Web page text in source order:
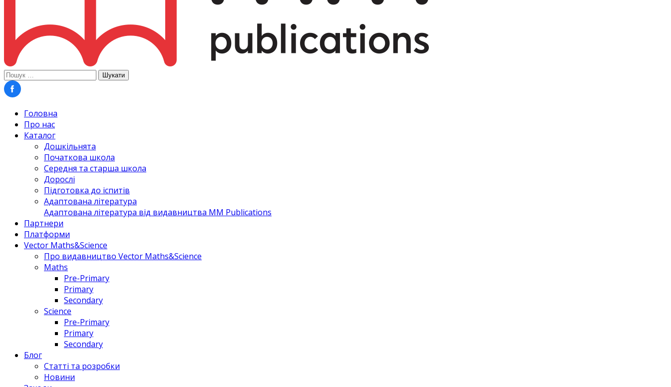
Пошук:
Головна
Про нас
Каталог
Дошкільнята
Початкова школа
Середня та старша школа
Дорослі
Підготовка до іспитів
Адаптована література
Адаптована література від видавництва MM Publications
Партнери
Платформи
Vector Maths&Science
Про видавництво Vector Maths&Science
Maths
Pre-Primary
Primary
Secondary
Science
Pre-Primary
Primary
Secondary
Блог
Статті та розробки
Новини